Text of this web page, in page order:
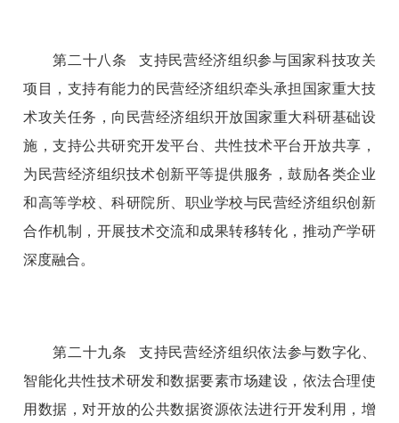
第二十八条 支持民营经济组织参与国家科技攻关
项目，支持有能力的民营经济组织牵头承担国家重大技
术攻关任务，向民营经济组织开放国家重大科研基础设
施，支持公共研究开发平台、共性技术平台开放共享，
为民营经济组织技术创新平等提供服务，鼓励各类企业
和高等学校、科研院所、职业学校与民营经济组织创新
合作机制，开展技术交流和成果转移转化，推动产学研
深度融合。
第二十九条 支持民营经济组织依法参与数字化、
智能化共性技术研发和数据要素市场建设，依法合理使
用数据，对开放的公共数据资源依法进行开发利用，增